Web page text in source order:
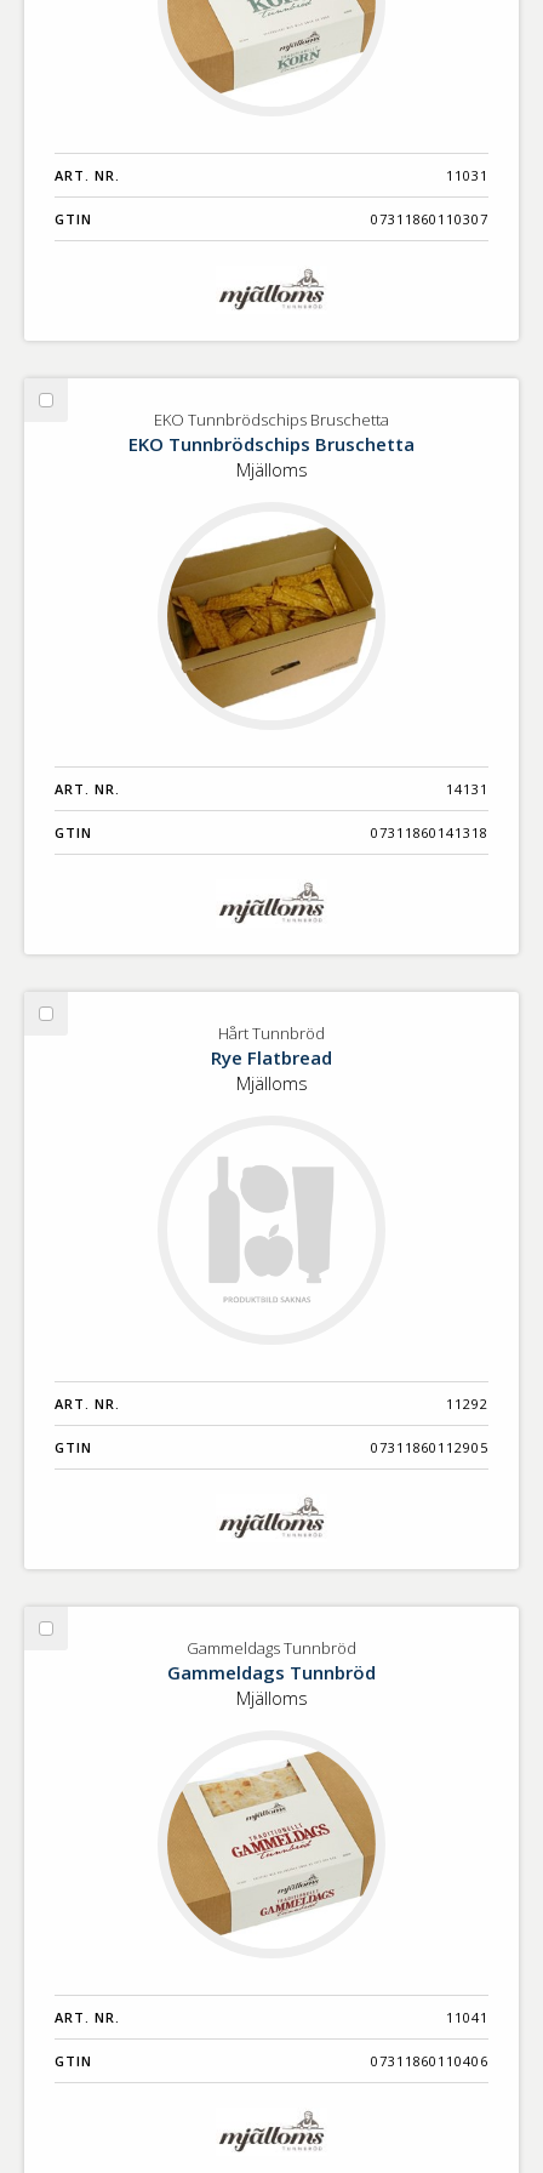
ART. NR. 11031
GTIN 07311860110307
Välj
Tunnbrödschips
EKO Tunnbrödschips Bruschetta
EKO Tunnbrödschips Bruschetta
Mjälloms
ART. NR. 14131
GTIN 07311860141318
Välj
Hårt Tunnbröd
Rye Flatbread
Mjälloms
ART. NR. 11292
GTIN 07311860112905
Välj
Gammeldags Tunnbröd
Gammeldags Tunnbröd
Mjälloms
ART. NR. 11041
GTIN 07311860110406